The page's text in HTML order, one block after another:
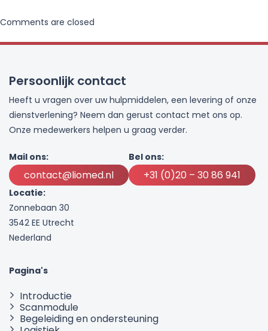
Comments are closed
Persoonlijk contact
Heeft u vragen over uw hulpmiddelen, een levering of onze
dienstverlening? Neem dan gerust contact met ons op.
Onze medewerkers helpen u graag verder.
Mail ons:
contact@liomed.nl
Bel ons:
+31 (0)20 – 30 86 941
Locatie:
Zonnebaan 30
3542 EE Utrecht
Nederland
Pagina's
Introductie
Scanmodule
Begeleiding en ondersteuning